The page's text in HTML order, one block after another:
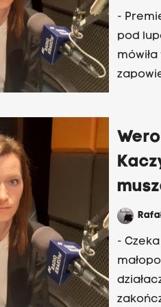
-
pod
mówiła
-